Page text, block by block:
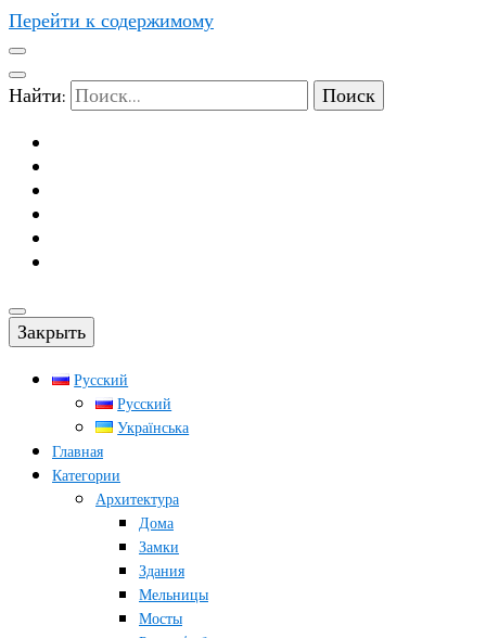
Перейти к содержимому
Найти:
Закрыть
Русский
Русский
Українська
Главная
Категории
Архитектура
Дома
Замки
Здания
Мельницы
Мосты